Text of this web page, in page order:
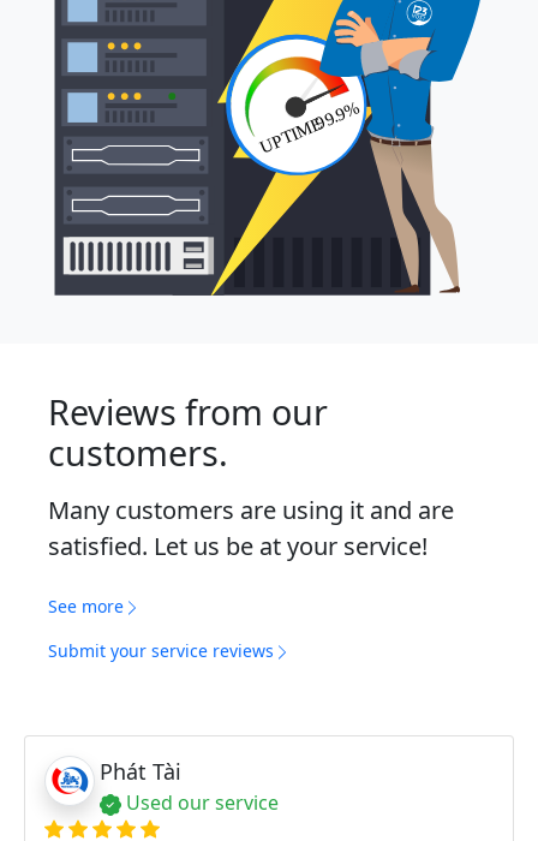
Reviews from our
customers.
Many customers are using it and are
satisfied. Let us be at your service!
See more
Submit your service reviews
Phát Tài
Used our service